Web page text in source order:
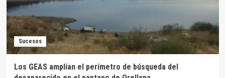
Sucesos
Los GEAS amplían el perímetro de búsqueda del